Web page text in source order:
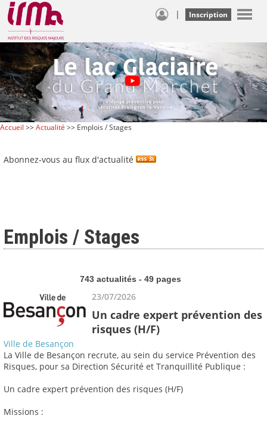
| Inscription
Accueil >>Actualité >> Emplois / Stages
Abonnez-vous au flux d'actualité
Emplois / Stages
743 actualités - 49 pages
23/07/2026
Un cadre expert prévention des
risques (H/F)
Ville de Besançon
La Ville de Besançon recrute, au sein du service Prévention des
Risques, pour sa Direction Sécurité et Tranquillité Publique :
Un cadre expert prévention des risques (H/F)
Missions :